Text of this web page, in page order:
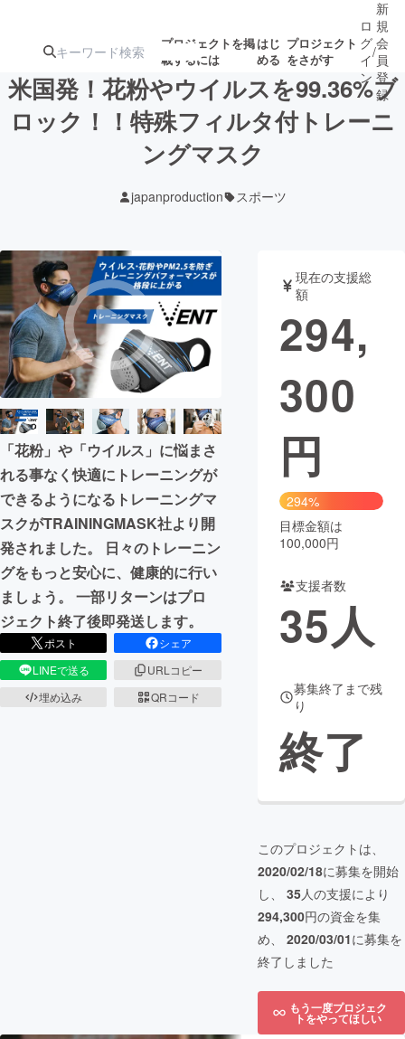
プロジェクトを掲
載するには
はじ
める
プロジェクト
をさがす
注目の新着プロ 募集終了が近いプ
テクノロジー・ガジェット
映像・映画 書籍・雑誌
ビジネス・起業 チャレンジ
まちづくり・地域活性化
CAMPFIRE for Social Good
CAMPFIRE Creation
CAMPFIREふるさと納税machi-ya コミュニティ
ロ
グ
イ
ン
/
新
規
会
員
登
録
米国発！花粉やウイルスを99.36%ブ
ロック！！特殊フィルタ付トレーニ
ングマスク
japanproduction スポーツ
「花粉」や「ウイルス」に悩まさ
れる事なく快適にトレーニングが
できるようになるトレーニングマ
スクがTRAININGMASK社より開
発されました。 日々のトレーニン
グをもっと安心に、健康的に行い
ましょう。 一部リターンはプロ
ジェクト終了後即発送します。
ポスト
シェア
LINEで送る
URLコピー
埋め込み
QRコード
現在の支援総
額
294,
300
円
294%
目標金額は
100,000円
支援者数
35人
募集終了まで残
り
終了
このプロジェクトは、
2020/02/18に募集を開始
し、 35人の支援により
294,300円の資金を集
め、 2020/03/01に募集を
終了しました
もう一度プロジェク
トをやってほしい